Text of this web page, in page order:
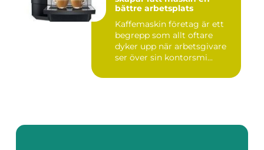
bättre arbetsplats
Kaffemaskin företag är ett
begrepp som allt oftare
dyker upp när arbetsgivare
ser över sin kontorsmi...